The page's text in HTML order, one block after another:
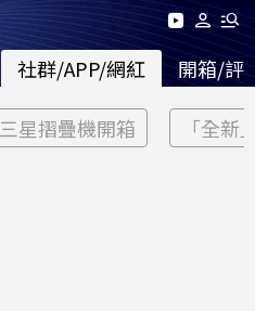
社群/APP/網紅 開箱/評
三星摺疊機開箱 「全新